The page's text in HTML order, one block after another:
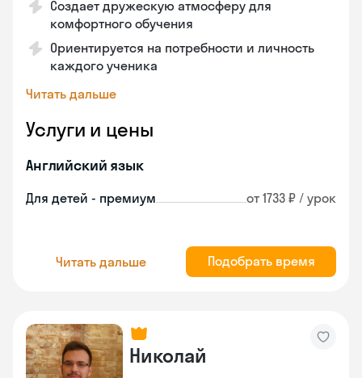
Создает дружескую атмосферу для
комфортного обучения
Ориентируется на потребности и личность
каждого ученика
Читать дальше
Услуги и цены
Английский язык
Для детей - премиум от 1733 ₽ / урок
Читать дальше Подобрать время
Николай